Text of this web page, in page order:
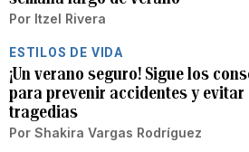
Por Itzel Rivera
ESTILOS DE VIDA
¡Un verano seguro! Sigue los
para prevenir accidentes y evitar
tragedias
Por Shakira Vargas Rodríguez